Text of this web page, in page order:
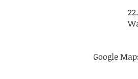
Google